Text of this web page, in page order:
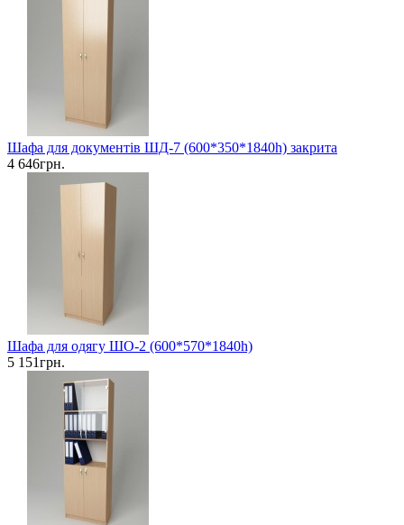
Шафа для документів ШД-7 (600*350*1840h) закрита
4 646грн.
Шафа для одягу ШО-2 (600*570*1840h)
5 151грн.